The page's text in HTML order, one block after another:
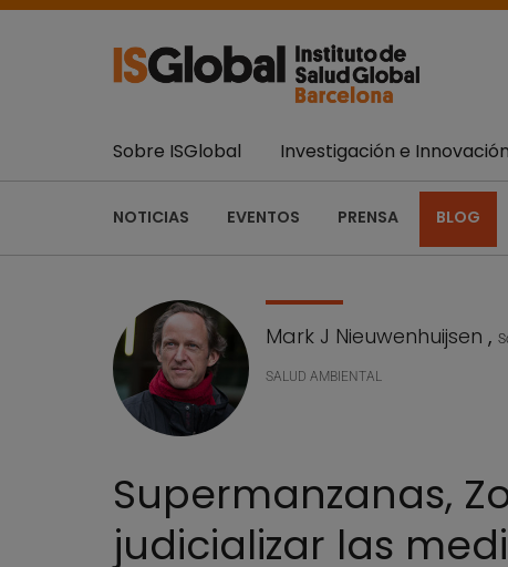
Sobre ISGlobal Investigación e Innovación
NOTICIAS EVENTOS PRENSA BLOG
Mark J Nieuwenhuijsen ,
SALUD AMBIENTAL
Supermanzanas,
judicializar las